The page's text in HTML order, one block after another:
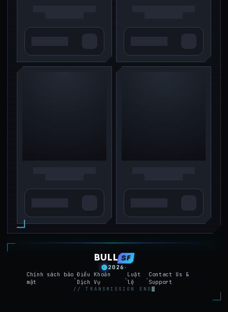
BULL SF
2026 ▸
Chính sách bảo
mật
▸
Điều Khoản
Dịch Vụ
▸
Luật
lệ
▸
Contact Us &
Support
// TRANSMISSION END